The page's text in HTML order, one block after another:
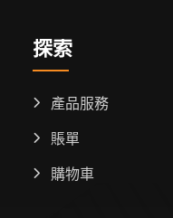
探索
產品服務
賬單
購物車